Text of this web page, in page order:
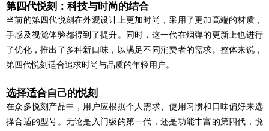
第四代悦刻：科技与时尚的结合
当前的第四代悦刻在外观设计上更加时尚，采用了更加高端的材质，
手感及视觉体验都得到了提升。同时，这一代在烟弹的更新上也进行
了优化，推出了多种新口味，以满足不同消费者的需求。整体来说，
第四代悦刻适合追求时尚与品质的年轻用户。
选择适合自己的悦刻
在众多悦刻产品中，用户应根据个人需求、使用习惯和口味偏好来选
择合适的型号。无论是入门级的第一代，还是功能丰富的第四代，悦